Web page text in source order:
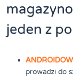
jeden z
prowadzi do